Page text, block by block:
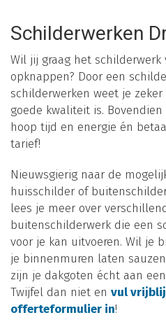
Schilderwerken
Wil jij graag het
opknappen? Door een
schilderwerken weet je
goede kwaliteit is.
hoop tijd en energie én
tarief!
Nieuwsgierig naar de
huisschilder of
lees je meer over
buitenschilderwerk die een
voor je kan uitvoeren. Wil je
je binnenmuren laten
zijn je dakgoten écht aan
Twijfel dan niet en vul
offerteformulier in!